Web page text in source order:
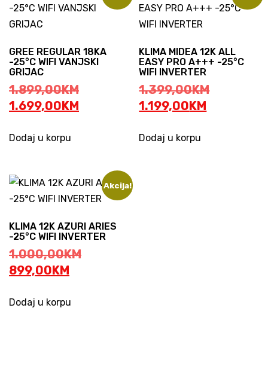
GREE REGULAR 18KA
-25°C WIFI VANJSKI
GRIJAC
1.899,00KMOriginal
1.899,00KM.
1.699,00KM
Dodaj u korpu
KLIMA MIDEA 12K ALL
EASY PRO A+++ -25°C
WIFI INVERTER
1.399,00KMOriginal
1.199,00KM
Dodaj u korpu
Akcija!
KLIMA 12K AZURI ARIES
-25°C WIFI INVERTER
1.000,00KMOriginal
899,00KM
is:
Dodaj u korpu